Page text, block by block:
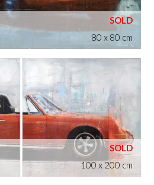
80 x 80 cm
100 x 200 cm